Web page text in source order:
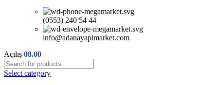
(0553) 240 54 44
info@adanayapimarket.com
Açılış 08.00
Select category